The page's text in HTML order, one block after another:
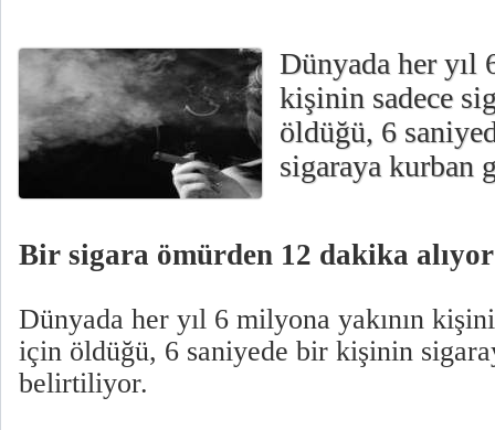
Dünyada her yıl
kişinin sadece
öldüğü, 6
sigaraya
Bir sigara ömürden 12 dakika alıyor
Dünyada her yıl 6 milyona yakının
için öldüğü, 6 saniyede bir kişinin
belirtiliyor.